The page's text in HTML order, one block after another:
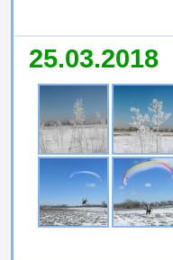
25.03.2018